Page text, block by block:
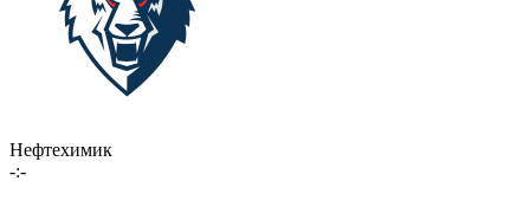
Нефтехимик
-:-